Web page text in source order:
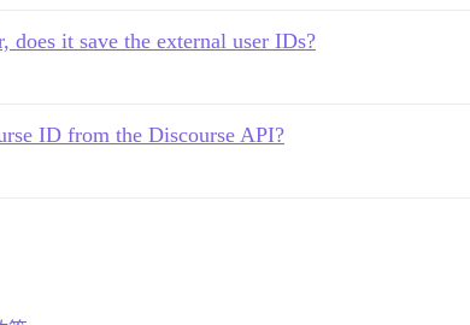
it save the external user IDs?
ID from the Discourse API?